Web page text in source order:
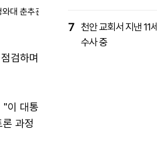
대 춘추관에서 이날 열린 한-폴란드 정상회
검하며
"이 대통
과정
7 천안 교회서 지낸 11
수사 중